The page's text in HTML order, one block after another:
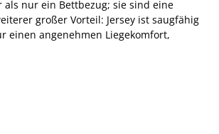
nur ein Bettbezug; sie sind eine
großer Vorteil: Jersey ist saugfähig
einen angenehmen Liegekomfort,